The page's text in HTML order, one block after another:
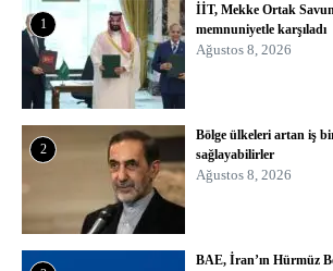
1
İİT, Mekke Ortak
memnuniyetle karşıladı
Ağustos 8, 2026
2
Bölge ülkeleri artan iş
sağlayabilirler
Ağustos 8, 2026
BAE, İran’ın Hürmüz